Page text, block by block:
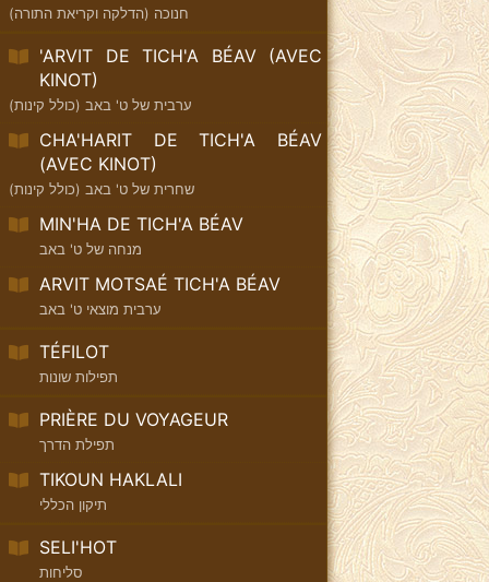
חנוכה (הדלקה וקריאת התורה)
'ARVIT DE TICH'A BÉAV (AVEC
KINOT)
ערבית של ט' באב (כולל קינות)
CHA'HARIT DE TICH'A BÉAV
(AVEC KINOT)
שחרית של ט' באב (כולל קינות)
MIN'HA DE TICH'A BÉAV
מנחה של ט' באב
ARVIT MOTSAÉ TICH'A BÉAV
ערבית מוצאי ט' באב
TÉFILOT
תפילות שונות
PRIÈRE DU VOYAGEUR
תפילת הדרך
TIKOUN HAKLALI
תיקון הכללי
SELI'HOT
סליחות